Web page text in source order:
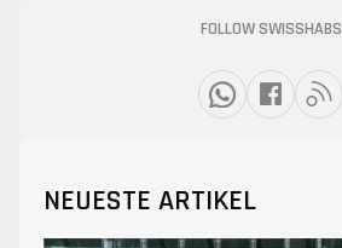
FOLLOW SWISSHABS
NEUESTE ARTIKEL